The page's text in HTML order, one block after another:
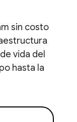
sin costo
vida del
hasta la